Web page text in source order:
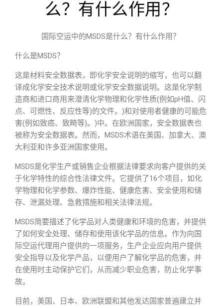
么？有什么作用？
国际空运中的MSDS是什么？有什么作用？
什么是MSDS？
这是材料安全数据表，即化学安全说明的缩写，也可以翻
译成化学安全技术说明或化学安全数据说明。这是化学制
造商和进口商用来澄清化学物理和化学性质(例如pH值、闪
点、可燃性、反应性等)的文件。)和对使用者健康的可能危
害(例如致癌、致畸等)。)中。在欧洲国家，安全数据表也
被称为安全数据表。然而，MSDS术语在美国、加拿大、澳
大利亚和许多亚洲国家使用。
MSDS是化学生产或销售企业根据法律要求向客户提供的关
于化学特性的综合性法律文件。它提供了16个项目，如化
学物理和化学参数、爆炸性能、健康危害、安全使用和储
存、泄漏处理、急救措施和相关法律法规。
MSDS简要描述了化学品对人类健康和环境的危害，并提供
了如何安全处理、储存和使用该化学品的信息。作为向国
际空运代理用户提供的一项服务，生产企业应向用户提供
安全指导以及化学产品，以便用户了解化学品的危害，并
在使用时主动保护它们，从而减少职业危害，防止化学事
故。
目前，美国、日本、欧洲联盟和其他发达国家普遍建立并